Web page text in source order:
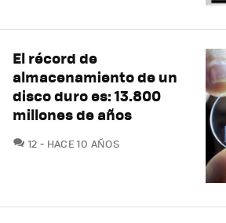
El récord de
almacenamiento de un
disco duro es: 13.800
millones de años
12 COMENTARIOS
HACE 10 AÑOS